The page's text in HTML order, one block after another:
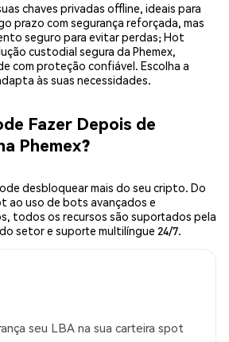
chaves privadas offline, ideais para
prazo com segurança reforçada, mas
seguro para evitar perdas; Hot
custodial segura da Phemex,
com proteção confiável. Escolha a
às suas necessidades.
Fazer Depois de
Phemex?
desbloquear mais do seu cripto. Do
ao uso de bots avançados e
todos os recursos são suportados pela
setor e suporte multilíngue 24/7.
seu LBA na sua carteira spot